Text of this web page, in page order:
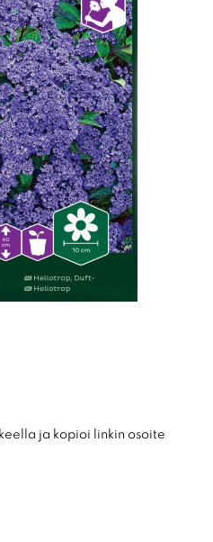
ja kopioi linkin osoite